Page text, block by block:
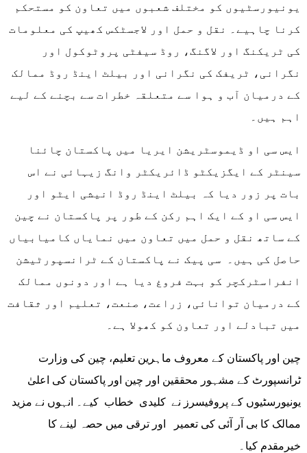
یونیورسٹیوں کو مختلف شعبوں میں تعاون کو مستحکم
کرنا چاہیے۔ نقل و حمل اور لاجسٹکس کھیپ کی معلومات
کی ٹریکنگ اور لاگنگ، روڈ سیفٹی پروٹوکول اور
نگرانی، ٹریفک کی نگرانی اور بیلٹ اینڈ روڈ ممالک
کے درمیان آب و ہوا سے متعلقہ خطرات سے بچنے کے لیے
اہم ہیں۔
ایس سی او ڈیموسٹریشن ایریا میں پاکستان چائنا
سینٹر کے ایگزیکٹو ڈائریکٹر وانگ زیہائی نے اس
بات پر زور دیا کہ بیلٹ اینڈ روڈ انیشی ایٹو اور
ایس سی او کے ایک اہم رکن کے طور پر پاکستان نے چین
کے ساتھ نقل و حمل میں تعاون میں نمایاں کامیابیاں
حاصل کی ہیں۔ سی پیک نے پاکستان کے ٹرانسپورٹیشن
انفراسٹرکچر کو بہت فروغ دیا ہے اور دونوں ممالک
کے درمیان توانائی، زراعت، صنعت، تعلیم اور ثقافت
میں تبادلے اور تعاون کو کھولا ہے۔
چین اور پاکستان کے معروف ماہرین تعلیم، چین کی وزارت
ٹرانسپورٹ کے مشہور محققین اور چین اور پاکستان کی اعلیٰ
یونیورسٹیوں کے پروفیسرز نے کلیدی خطاب کیے۔ انہوں نے مزید
ممالک کا بی آر آئی کی تعمیر اور ترقی میں حصہ لینے کا
خیرمقدم کیا۔